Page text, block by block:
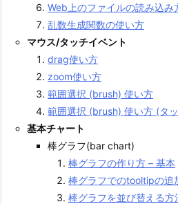
Web上のファイルの読み込
乱数生成関数の使い方
マウス/タッチイベント
drag使い方
zoom使い方
範囲選択 (brush) 使い方
範囲選択 (brush) 使い方 (タ
基本チャート
棒グラフ(bar chart)
棒グラフの作り方 – 基本
棒グラフでのtooltipの追
棒グラフを並び替える方